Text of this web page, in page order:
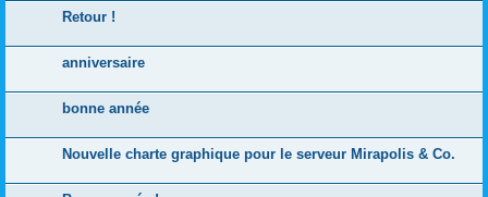
Retour !
anniversaire
bonne année
Nouvelle charte graphique pour le serveur Mirapolis & Co.